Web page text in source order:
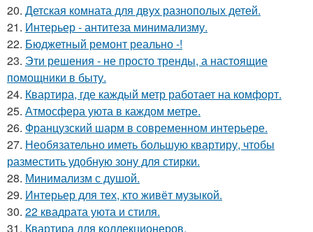
20. Детская комната для двух разнополых детей.
21. Интерьер - антитеза минимализму.
22. Бюджетный ремонт реально -!
23. Эти решения - не просто тренды, а настоящие
помощники в быту.
24. Квартира, где каждый метр работает на комфорт.
25. Атмосфера уюта в каждом метре.
26. Французский шарм в современном интерьере.
27. Необязательно иметь большую квартиру, чтобы
разместить удобную зону для стирки.
28. Минимализм с душой.
29. Интерьер для тех, кто живёт музыкой.
30. 22 квадрата уюта и стиля.
31. Квартира для коллекционеров.